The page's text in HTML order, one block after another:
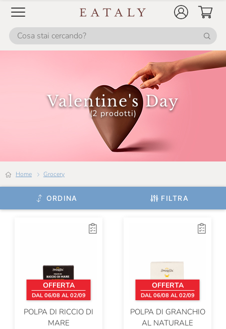
Valentine's Day
(2 prodotti)
Home grocery
ORDINA FILTRA
OFFERTA
DAL 06/08 AL 02/09
POLPA DI RICCIO DI
MARE
OFFERTA
DAL 06/08 AL 02/09
POLPA DI GRANCHIO
AL NATURALE